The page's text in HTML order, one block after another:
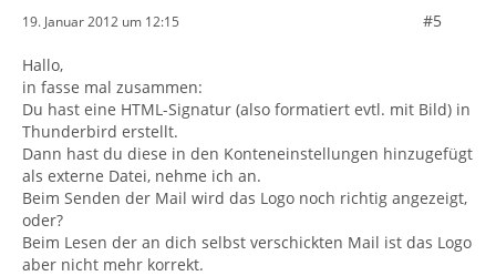
19. Januar 2012 um 12:15 #5
Hallo,
in fasse mal zusammen:
Du hast eine HTML-Signatur (also formatiert evtl. mit Bild) in
Thunderbird erstellt.
Dann hast du diese in den Konteneinstellungen hinzugefügt
als externe Datei, nehme ich an.
Beim Senden der Mail wird das Logo noch richtig angezeigt,
oder?
Beim Lesen der an dich selbst verschickten Mail ist das Logo
aber nicht mehr korrekt.